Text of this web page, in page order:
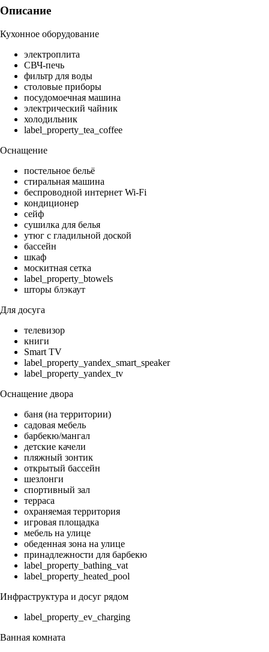
Описание
Кухонное оборудование
электроплита
СВЧ-печь
фильтр для воды
столовые приборы
посудомоечная машина
электрический чайник
холодильник
label_property_tea_coffee
Оснащение
постельное бельё
стиральная машина
беспроводной интернет Wi-Fi
кондиционер
сейф
сушилка для белья
утюг с гладильной доской
бассейн
шкаф
москитная сетка
label_property_btowels
шторы блэкаут
Для досуга
телевизор
книги
Smart TV
label_property_yandex_smart_speaker
label_property_yandex_tv
Оснащение двора
баня (на территории)
садовая мебель
барбекю/мангал
детские качели
пляжный зонтик
открытый бассейн
шезлонги
спортивный зал
терраса
охраняемая территория
игровая площадка
мебель на улице
обеденная зона на улице
принадлежности для барбекю
label_property_bathing_vat
label_property_heated_pool
Инфраструктура и досуг рядом
label_property_ev_charging
Ванная комната